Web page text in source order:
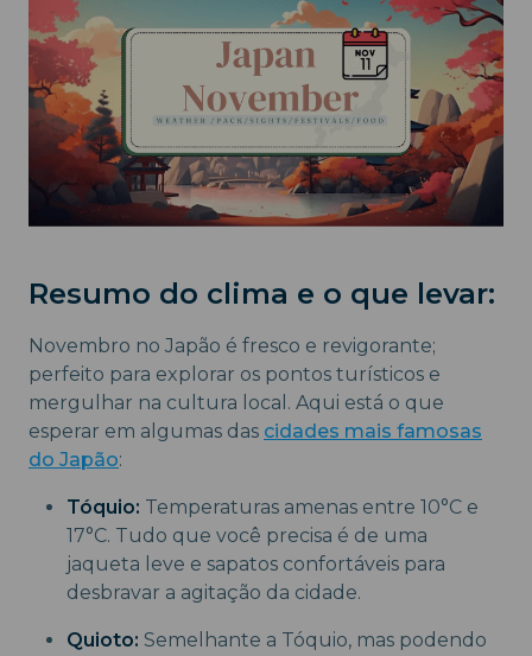
Resumo do clima e o que levar:
Novembro no Japão é fresco e revigorante;
perfeito para explorar os pontos turísticos e
mergulhar na cultura local. Aqui está o que
esperar em algumas das cidades mais famosas
do Japão:
Tóquio: Temperaturas amenas entre 10°C e
17°C. Tudo que você precisa é de uma
jaqueta leve e sapatos confortáveis para
desbravar a agitação da cidade.
Quioto: Semelhante a Tóquio, mas podendo